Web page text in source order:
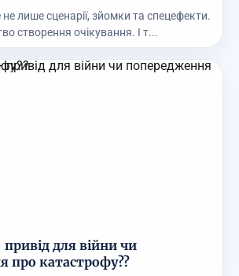
лише сценарії, зйомки та спецефекти.
створення очікування. І т...
для війни чи
про катастрофу??